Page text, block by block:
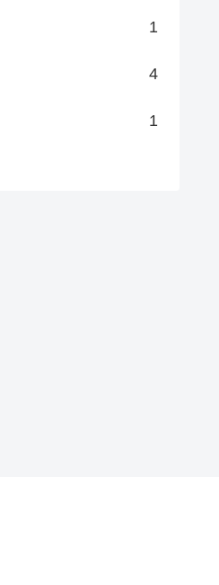
1
4
1